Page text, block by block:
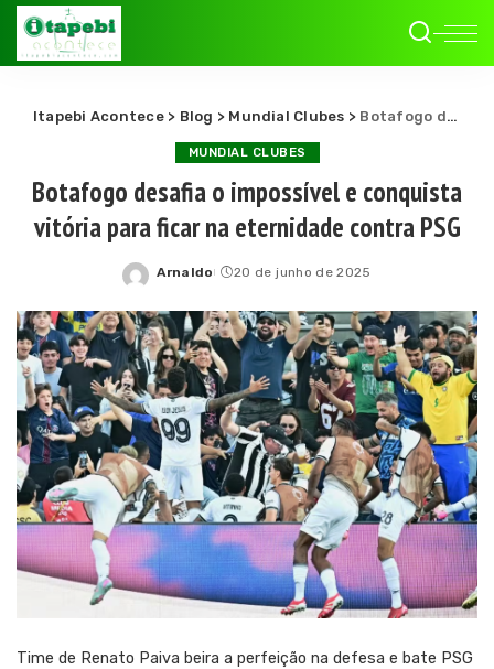
Itapebi Acontece> Blog > Mundial Clubes > Botafogo desafia o impossível e conquista vitória para ficar na eternidade contra PSG
MUNDIAL CLUBES
Botafogo desafia o impossível e conquista
vitória para ficar na eternidade contra PSG
Posted
Arnaldo 20 de junho de 2025
Time de Renato Paiva beira a perfeição na defesa e bate PSG